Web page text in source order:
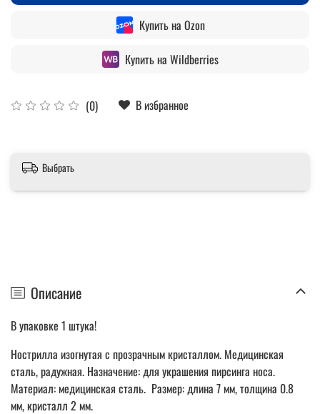
(0) В избранное
Купить на Ozon
Купить на Wildberries
Выбрать
Описание
В упаковке 1 штука!
Нострилла изогнутая с прозрачным кристаллом. Медицинская
сталь, радужная. Назначение: для украшения пирсинга носа.
Материал: медицинская сталь. Размер: длина 7 мм, толщина 0.8
мм, кристалл 2 мм.